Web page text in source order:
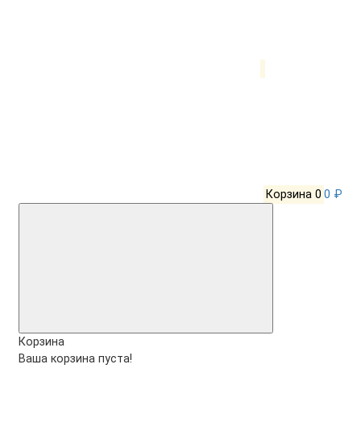
Корзина 0 0 ₽
Корзина
Ваша корзина пуста!